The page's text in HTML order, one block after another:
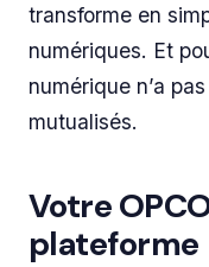
transforme en
numériques. Et
numérique n’a
mutualisés.
Votre
plateforme